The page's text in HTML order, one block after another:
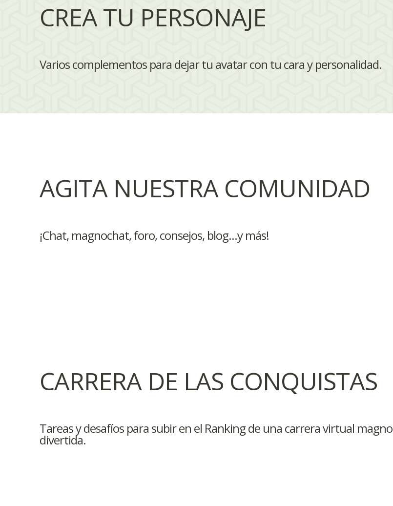
CREA TU PERSONAJE
Varios complementos para dejar tu avatar con tu cara y personalidad.
AGITA NUESTRA COMUNIDAD
¡Chat, magnochat, foro, consejos, blog...y más!
CARRERA DE LAS CONQUISTAS
Tareas y desafíos para subir en el Ranking de una carrera virtual magno
divertida.